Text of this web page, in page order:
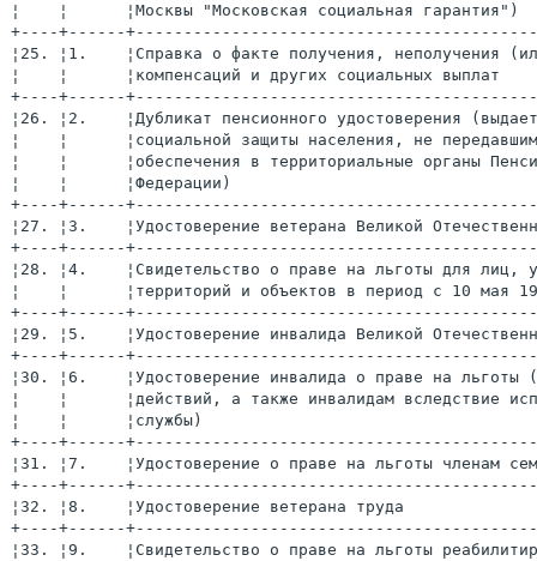
¦    ¦      ¦Москвы "Московская социальная
+----+------
¦25. ¦1.    ¦Справка о факте получения,
¦    ¦      ¦компенсаций и других
+----+------
¦26. ¦2.    ¦Дубликат пенсионного удостоверения
¦    ¦      ¦социальной защиты населения, не
¦    ¦      ¦обеспечения в территориальные органы
¦    ¦      ¦Федерации)
+----+------
¦27. ¦3.    ¦Удостоверение ветерана Великой
+----+------
¦28. ¦4.    ¦Свидетельство о праве на льготы для
¦    ¦      ¦территорий и объектов в период с 10
+----+------
¦29. ¦5.    ¦Удостоверение инвалида Великой
+----+------
¦30. ¦6.    ¦Удостоверение инвалида о праве на
¦    ¦      ¦действий, а также инвалидам
¦    ¦      ¦службы)
+----+------
¦31. ¦7.    ¦Удостоверение о праве на льготы
+----+------
¦32. ¦8.    ¦Удостоверение ветерана труда
+----+------
¦33. ¦9.    ¦Свидетельство о праве на льготы